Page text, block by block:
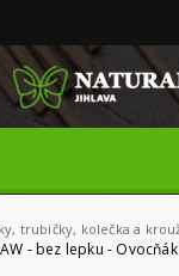
trubičky, kolečka a
- bez lepku -